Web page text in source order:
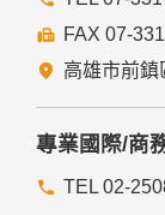
FAX 07-
高雄市前
專業國際/商
TEL 02-